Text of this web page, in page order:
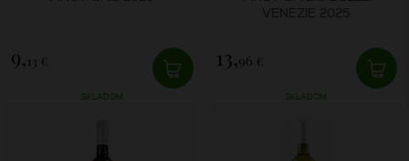
9, 13 €
SKLADOM
VENEZIE 2025
13,96 €
SKLADOM